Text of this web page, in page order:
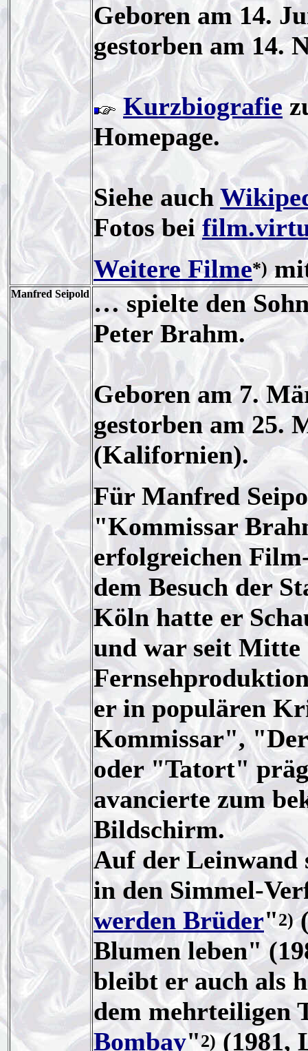
Geboren am 14.
gestorben am 14.
Kurzbiografie
Homepage.
Siehe auch
Fotos bei
Weitere Filme*)
Manfred Seipold … spielte den
Peter Brahm.
Geboren am 7.
gestorben am 25.
(Kalifornien).
Für Manfred
"Kommissar
erfolgreichen
dem Besuch der
Köln hatte er
und war seit Mitte
er in populären
Kommissar",
oder "Tatort"
avancierte zum
Bildschirm.
Auf der Leinwand
in den Simmel-
werden Brüder"2)
Blumen leben"
bleibt er auch als
dem mehrteiligen
Bombay"2)(1981,